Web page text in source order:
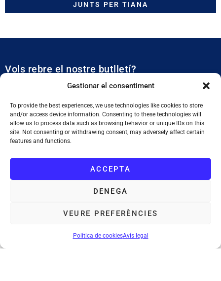
Gestionar el consentiment
To provide the best experiences, we use technologies like cookies to store
and/or access device information. Consenting to these technologies will
allow us to process data such as browsing behavior or unique IDs on this
site. Not consenting or withdrawing consent, may adversely affect certain
features and functions.
ACCEPTA
DENEGA
VEURE PREFERÈNCIES
Política de cookiesAvís legal
JUNTS PER TIANA
Vols rebre el nostre butlletí?
Et mantidrem al dia de tota l’actualitat municipal
SUBSCRIURE'M